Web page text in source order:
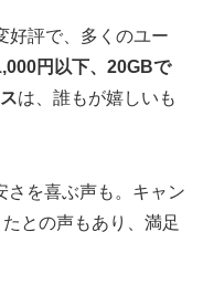
好評で、多くのユー
円以下、20GBで
は、誰もが嬉しいも
さを喜ぶ声も。キャン
との声もあり、満足